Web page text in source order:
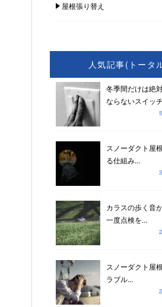
屋根張り替え
人気記事(トータ
冬季間だけは絶
ならないスイッ
スノーダクト屋
る仕組み...
カラスの歩く音
一度点検を...
スノーダクト屋
ラブル...